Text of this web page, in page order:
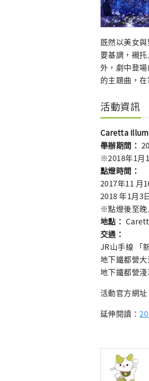
既然以美女
要基調，襯
外，劇中登
的主題曲，
活動資訊
Caretta
舉辦期間：
※2018年1月
點燈時間：
2017年11 月
2018 年1月3
※點燈後至晚
地點：
交通：
JR山手線 「
地下鐵都營
地下鐵都營
活動官方網址
延伸閱讀：